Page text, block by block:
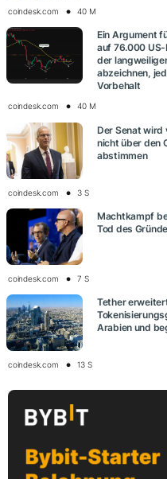
coindesk.com 40 M
Ein Argument
auf 76.000
der
abzeichnen,
Vorbehalt
coindesk.com 40 M
Der Senat wird
nicht über den
abstimmen
coindesk.com 3 S
Machtkampf
Tod des
coindesk.com 7 S
Tether
Arabien und
coindesk.com 13 S